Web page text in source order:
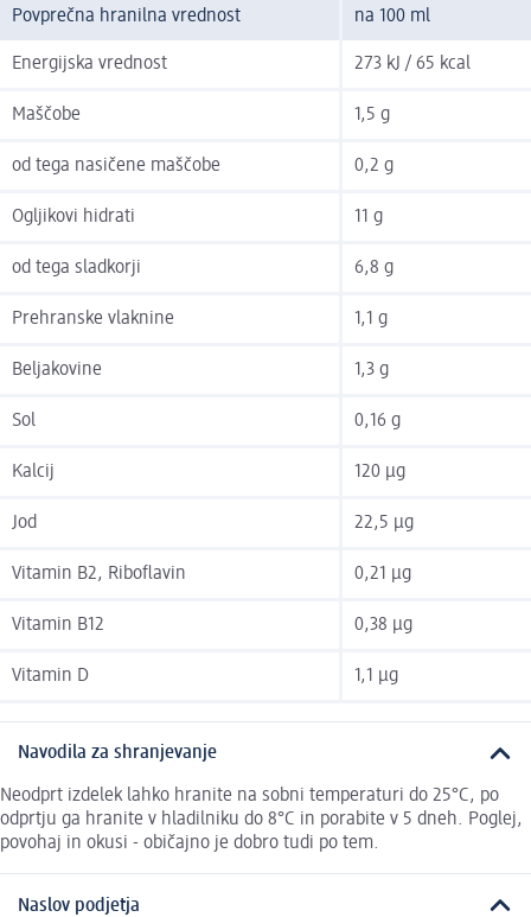
Povprečna hranilna vrednost na 100 ml
Energijska vrednost 273 kJ / 65 kcal
Maščobe 1,5 g
od tega nasičene maščobe 0,2 g
Ogljikovi hidrati 11 g
od tega sladkorji 6,8 g
Prehranske vlaknine 1,1 g
Beljakovine 1,3 g
Sol 0,16 g
Kalcij 120 µg
Jod 22,5 µg
Vitamin B2, Riboflavin 0,21 µg
Vitamin B12 0,38 µg
Vitamin D 1,1 µg
Navodila za shranjevanje
Neodprt izdelek lahko hranite na sobni temperaturi do 25°C, po
odprtju ga hranite v hladilniku do 8°C in porabite v 5 dneh. Poglej,
povohaj in okusi - običajno je dobro tudi po tem.
Naslov podjetja